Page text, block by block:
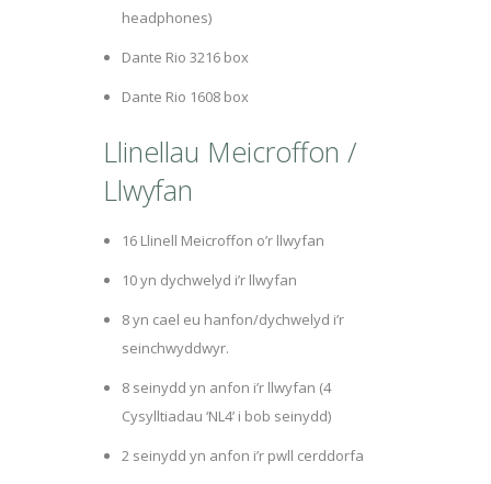
headphones)
Dante Rio 3216 box
Dante Rio 1608 box
Llinellau Meicroffon /
Llwyfan
16 Llinell Meicroffon o’r llwyfan
10 yn dychwelyd i’r llwyfan
8 yn cael eu hanfon/dychwelyd i’r
seinchwyddwyr.
8 seinydd yn anfon i’r llwyfan (4
Cysylltiadau ‘NL4’ i bob seinydd)
2 seinydd yn anfon i’r pwll cerddorfa